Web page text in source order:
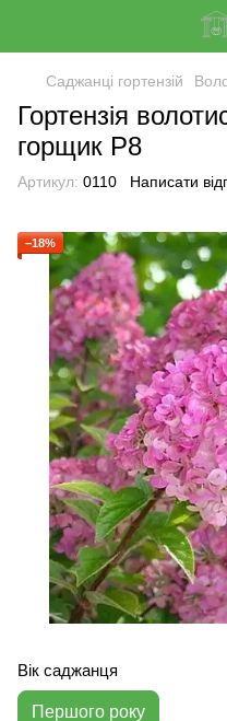
Саджанці гортензій
Гортензія
горщик Р8
Артикул: 0110 Написати
−18%
Вік саджанця
Першого року